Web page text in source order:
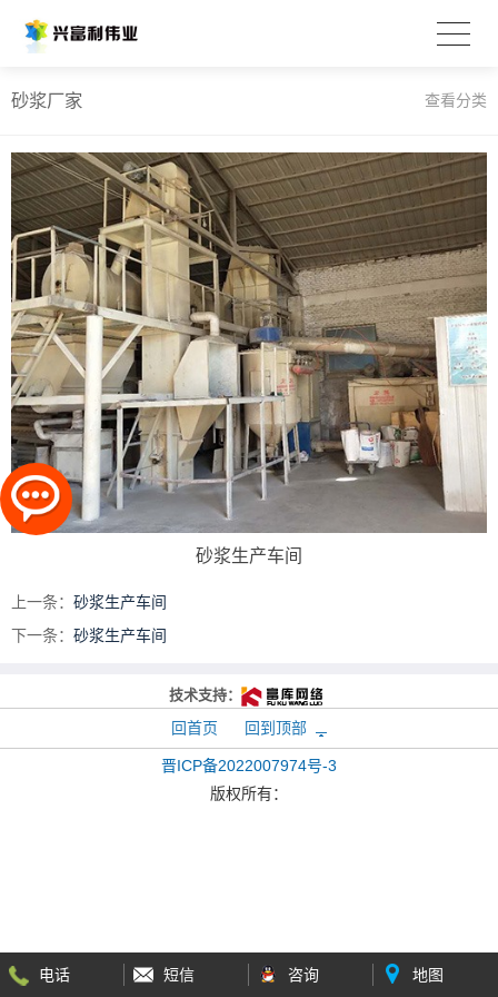
砂浆厂家 查看分类
砂浆生产车间
上一条： 砂浆生产车间
下一条： 砂浆生产车间
技术支持：
回首页 回到顶部
晋ICP备2022007974号-3
版权所有：
电话 短信 咨询 地图